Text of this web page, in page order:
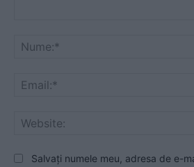
Salvați numele meu, adresa de e-